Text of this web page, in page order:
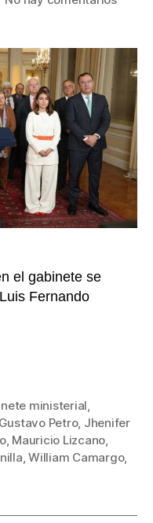
los
de
Petro
el gabinete se
Fernando
ministerial,
Gustavo Petro, Jhenifer
, Mauricio Lizcano,
,William Camargo,